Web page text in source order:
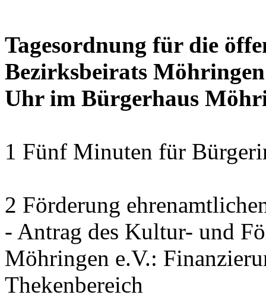
Tagesordnung für die
Bezirksbeirats
Uhr im Bürgerhaus
1 Fünf Minuten für
2 Förderung
- Antrag des Kultur- und
Möhringen e.V.:
Thekenbereich